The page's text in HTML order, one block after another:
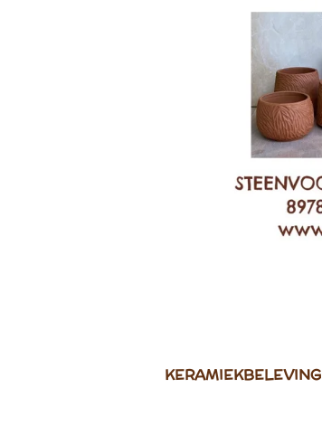
KERAMIEKBELEVING